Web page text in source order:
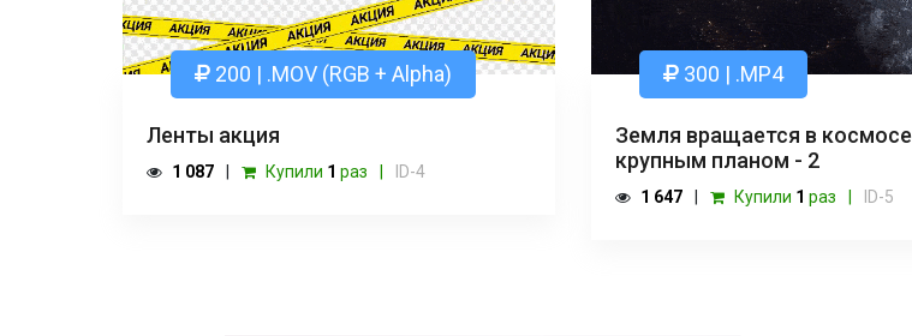
200 | .MOV (RGB + Alpha)
Ленты акция
1 087 Купили 1 раз ID-4
300 | .MP4
Земля вращается в космосе
крупным планом - 2
1 647 Купили 1 раз ID-5